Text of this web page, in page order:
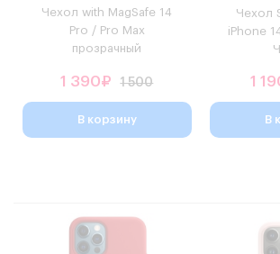
Чехол with MagSafe 14
Pro / Pro Max
прозрачный
1 390₽ 1 500
В корзину
Чехол
iPhone
1
В